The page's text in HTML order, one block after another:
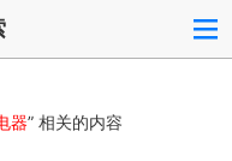
器” 相关的内容